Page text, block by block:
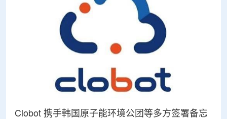
Clobot 携手韩国原子能环境公团等多方签署备忘